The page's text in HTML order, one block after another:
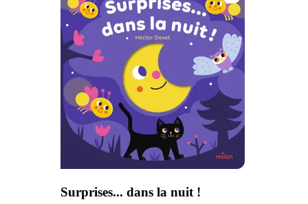
Surprises... dans la nuit !